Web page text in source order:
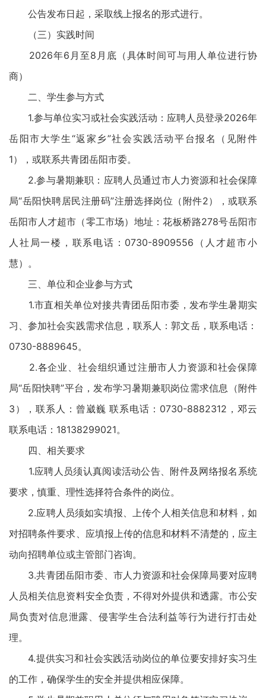
公告发布日起，采取线上报名的形式进行。
（三）实践时间
2026年6月至8月底（具体时间可与用人单位进行协
商）
二、学生参与方式
1.参与单位实习或社会实践活动：应聘人员登录2026年
岳阳市大学生“返家乡”社会实践活动平台报名（见附件
1），或联系共青团岳阳市委。
2.参与暑期兼职：应聘人员通过市人力资源和社会保障
局“岳阳快聘居民注册码”注册选择岗位（附件2），或联系
岳阳市人才超市（零工市场）地址：花板桥路278号岳阳市
人社局一楼，联系电话：0730-8909556（人才超市小
慧）。
三、单位和企业参与方式
1.市直相关单位对接共青团岳阳市委，发布学生暑期实
习、参加社会实践需求信息，联系人：郭文岳，联系电话：
0730-8889645。
2.各企业、社会组织通过注册市人力资源和社会保障
局“岳阳快聘”平台，发布学习暑期兼职岗位需求信息（附件
3），联系人：曾崴巍 联系电话：0730-8882312，邓云
联系电话：18138299021。
四、相关要求
1.应聘人员须认真阅读活动公告、附件及网络报名系统
要求，慎重、理性选择符合条件的岗位。
2.应聘人员须如实填报、上传个人相关信息和材料，如
对招聘条件要求、应填报上传的信息和材料不清楚的，应主
动向招聘单位或主管部门咨询。
3.共青团岳阳市委、市人力资源和社会保障局要对应聘
人员相关信息资料安全负责，不得对外提供和透露。市公安
局负责对信息泄露、侵害学生合法利益等行为进行打击处
理。
4.提供实习和社会实践活动岗位的单位要安排好实习生
的工作，确保学生的安全并提供相应保障。